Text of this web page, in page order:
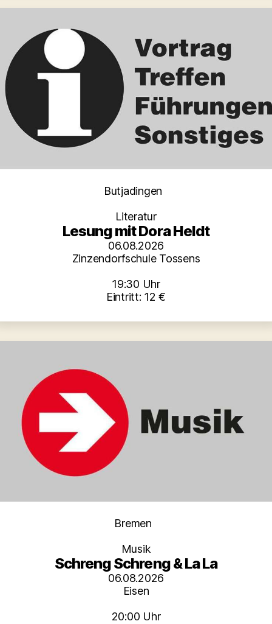
Kategorien
Butjadingen
Literatur
Lesung mit Dora Heldt
06.08.2026
Zinzendorfschule Tossens
19:30 Uhr
Eintritt: 12 €
Kategorien
Bremen
Musik
Schreng Schreng & La La
06.08.2026
Eisen
20:00 Uhr